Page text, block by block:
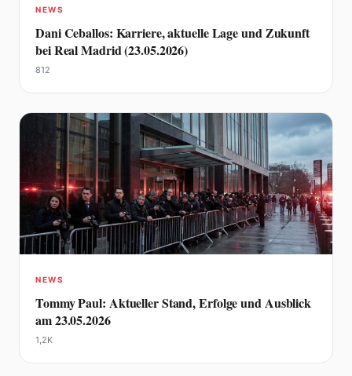
NEWS
Dani Ceballos: Karriere, aktuelle Lage und Zukunft
bei Real Madrid (23.05.2026)
812
NEWS
Tommy Paul: Aktueller Stand, Erfolge und Ausblick
am 23.05.2026
1,2K